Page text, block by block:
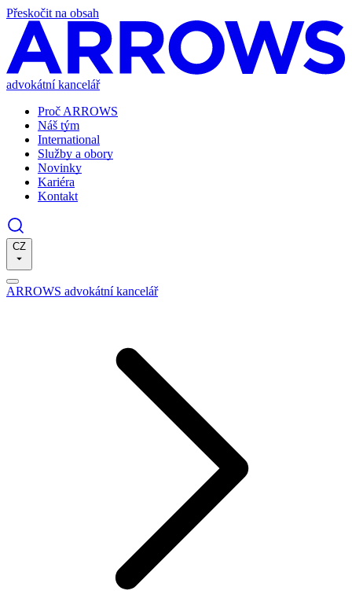
Přeskočit na obsah
advokátní kancelář
Proč ARROWS
Náš tým
International
Služby a obory
Novinky
Kariéra
Kontakt
CZ
ARROWS advokátní kancelář